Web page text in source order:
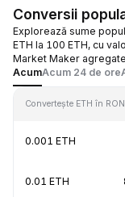
Conversii
Explorează sume
ETH la 100 ETH, cu
Market Maker
AcumAcum 24 de ore
Convertește ETH în RON
0.001 ETH
0.01 ETH